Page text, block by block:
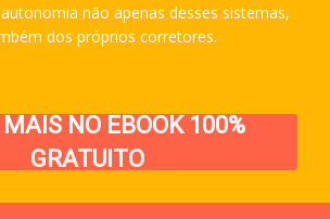
não apenas desses sistemas,
dos próprios corretores.
NO EBOOK 100%
GRATUITO